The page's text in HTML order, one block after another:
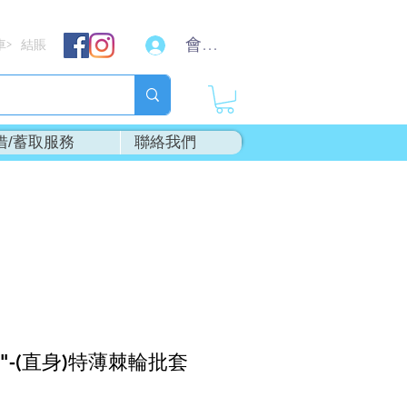
結賬 會員登入
/蓄取服務 聯絡我們
(直身)特薄棘輪批套